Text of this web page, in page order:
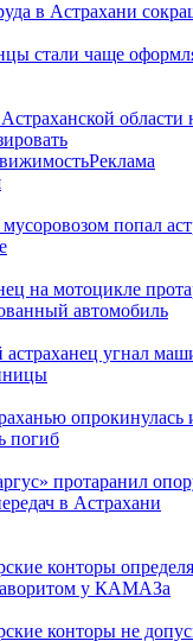
в Астрахани
стали чаще
области
Реклама
попал
на мотоцикле
автомобиль
угнал
опрокинулась
погиб
протаранил
в Астрахани
конторы
у КАМАЗа
конторы не